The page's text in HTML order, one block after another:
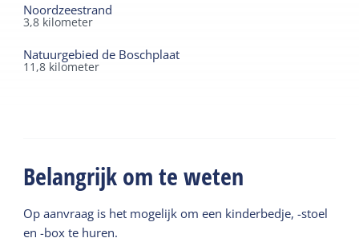
Noordzeestrand
3,8 kilometer
Natuurgebied de Boschplaat
11,8 kilometer
Belangrijk om te weten
Op aanvraag is het mogelijk om een kinderbedje, -stoel
en -box te huren.